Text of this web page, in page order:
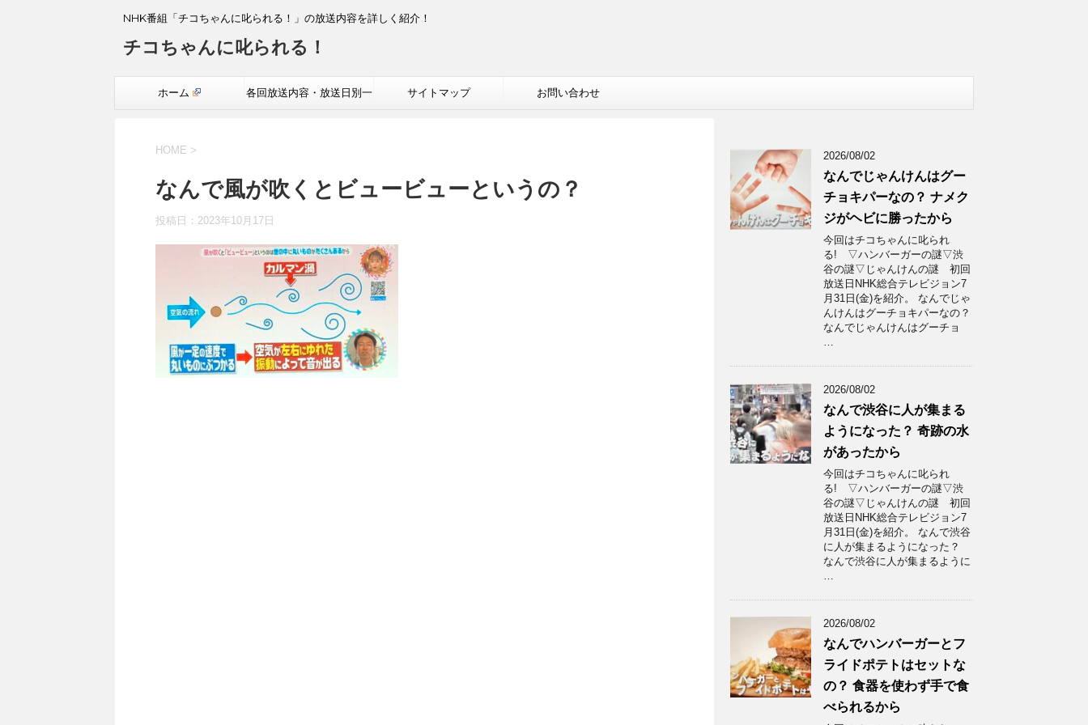
NHK番組「チコちゃんに叱られる！」の放送内容を詳しく紹介！
チコちゃんに叱られる！
ホーム 各回放送内容・放送日別一 サイトマップ お問い合わせ
HOME >
なんで風が吹くとビュービューというの？
投稿日： 2023年10月17日
2026/08/02
なんでじゃんけんはグー
チョキパーなの？ ナメク
ジがヘビに勝ったから
今回はチコちゃんに叱られ
る! ▽ハンバーガーの謎▽渋
谷の謎▽じゃんけんの謎 初回
放送日NHK総合テレビジョン7
月31日(金)を紹介。 なんでじゃ
んけんはグーチョキパーなの？
なんでじゃんけんはグーチョ
…
2026/08/02
なんで渋谷に人が集まる
ようになった？ 奇跡の水
があったから
今回はチコちゃんに叱られ
る! ▽ハンバーガーの謎▽渋
谷の謎▽じゃんけんの謎 初回
放送日NHK総合テレビジョン7
月31日(金)を紹介。 なんで渋谷
に人が集まるようになった？
なんで渋谷に人が集まるように
…
2026/08/02
なんでハンバーガーとフ
ライドポテトはセットな
の？ 食器を使わず手で食
べられるから